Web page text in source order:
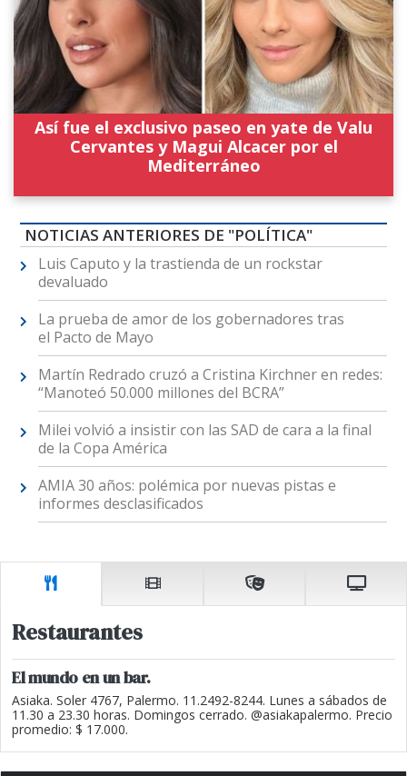
Así fue el exclusivo paseo en yate de Valu
Cervantes y Magui Alcacer por el
Mediterráneo
NOTICIAS ANTERIORES DE "POLÍTICA"
Luis Caputo y la trastienda de un rockstar
devaluado
La prueba de amor de los gobernadores tras
el Pacto de Mayo
Martín Redrado cruzó a Cristina Kirchner en redes:
“Manoteó 50.000 millones del BCRA”
Milei volvió a insistir con las SAD de cara a la final
de la Copa América
AMIA 30 años: polémica por nuevas pistas e
informes desclasificados
Restaurantes
El mundo en un bar.
Asiaka. Soler 4767, Palermo. 11.2492-8244. Lunes a sábados de
11.30 a 23.30 horas. Domingos cerrado. @asiakapalermo. Precio
promedio: $ 17.000.